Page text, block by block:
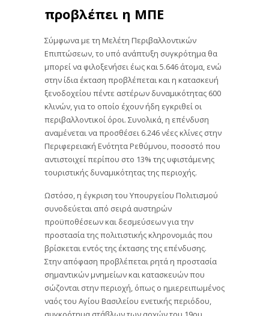
προβλέπει η ΜΠΕ
Σύμφωνα με τη Μελέτη Περιβαλλοντικών
Επιπτώσεων, το υπό ανάπτυξη συγκρότημα θα
μπορεί να φιλοξενήσει έως και 5.646 άτομα, ενώ
στην ίδια έκταση προβλέπεται και η κατασκευή
ξενοδοχείου πέντε αστέρων δυναμικότητας 600
κλινών, για το οποίο έχουν ήδη εγκριθεί οι
περιβαλλοντικοί όροι. Συνολικά, η επένδυση
αναμένεται να προσθέσει 6.246 νέες κλίνες στην
Περιφερειακή Ενότητα Ρεθύμνου, ποσοστό που
αντιστοιχεί περίπου στο 13% της υφιστάμενης
τουριστικής δυναμικότητας της περιοχής.
Ωστόσο, η έγκριση του Υπουργείου Πολιτισμού
συνοδεύεται από σειρά αυστηρών
προϋποθέσεων και δεσμεύσεων για την
προστασία της πολιτιστικής κληρονομιάς που
βρίσκεται εντός της έκτασης της επένδυσης.
Στην απόφαση προβλέπεται ρητά η προστασία
σημαντικών μνημείων και κατασκευών που
σώζονται στην περιοχή, όπως ο ημιερειπωμένος
ναός του Αγίου Βασιλείου ενετικής περιόδου,